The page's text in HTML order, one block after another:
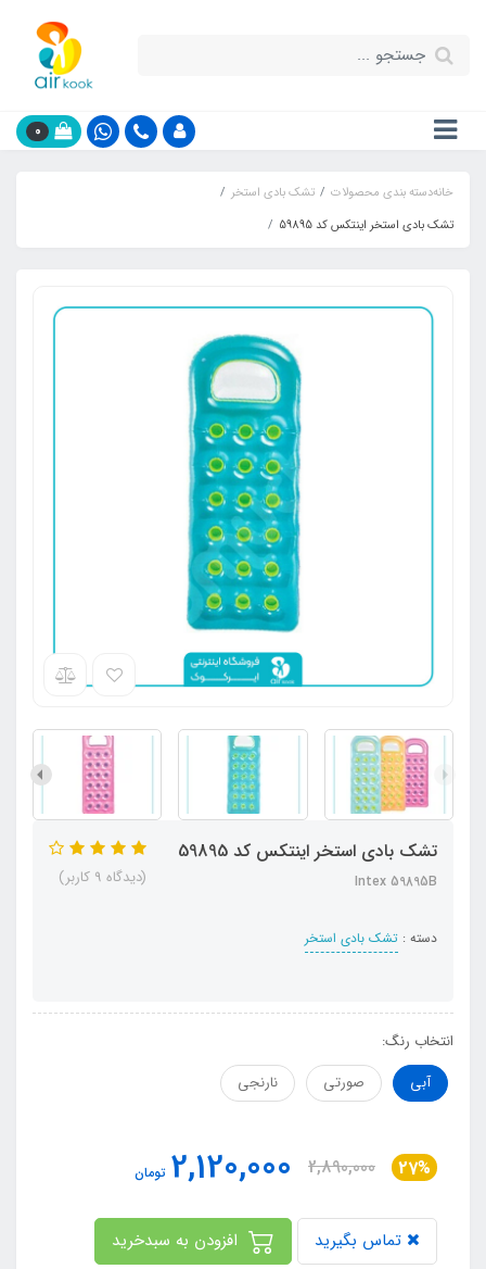
0
خانهدسته بندی محصولات
تشک بادی استخر
تشک بادی استخر اینتکس کد 59895
تشک بادی استخر اینتکس کد 59895
Intex 59895B
دسته : تشک بادی استخر
(دیدگاه 9 کاربر)
انتخاب رنگ:
آبی
صورتي نارنجی
27%
2,890,000
2,120,000 تومان
تماس بگیرید